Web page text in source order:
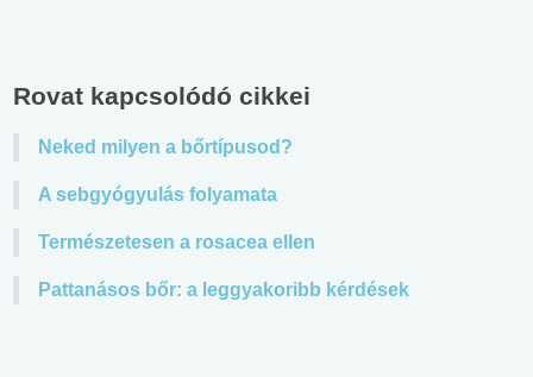
Rovat kapcsolódó cikkei
Neked milyen a bőrtípusod?
A sebgyógyulás folyamata
Természetesen a rosacea ellen
Pattanásos bőr: a leggyakoribb kérdések